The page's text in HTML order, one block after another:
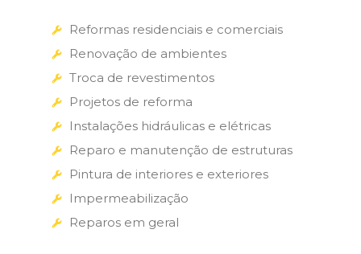
Reformas residenciais e comerciais
Renovação de ambientes
Troca de revestimentos
Projetos de reforma
Instalações hidráulicas e elétricas
Reparo e manutenção de estruturas
Pintura de interiores e exteriores
Impermeabilização
Reparos em geral